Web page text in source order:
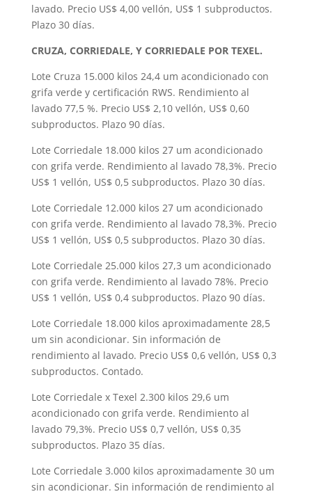
lavado. Precio US$ 4,00 vellón, US$ 1 subproductos.
Plazo 30 días.
CRUZA, CORRIEDALE, Y CORRIEDALE POR TEXEL.
Lote Cruza 15.000 kilos 24,4 um acondicionado con
grifa verde y certificación RWS. Rendimiento al
lavado 77,5 %. Precio US$ 2,10 vellón, US$ 0,60
subproductos. Plazo 90 días.
Lote Corriedale 18.000 kilos 27 um acondicionado
con grifa verde. Rendimiento al lavado 78,3%. Precio
US$ 1 vellón, US$ 0,5 subproductos. Plazo 30 días.
Lote Corriedale 12.000 kilos 27 um acondicionado
con grifa verde. Rendimiento al lavado 78,3%. Precio
US$ 1 vellón, US$ 0,5 subproductos. Plazo 30 días.
Lote Corriedale 25.000 kilos 27,3 um acondicionado
con grifa verde. Rendimiento al lavado 78%. Precio
US$ 1 vellón, US$ 0,4 subproductos. Plazo 90 días.
Lote Corriedale 18.000 kilos aproximadamente 28,5
um sin acondicionar. Sin información de
rendimiento al lavado. Precio US$ 0,6 vellón, US$ 0,3
subproductos. Contado.
Lote Corriedale x Texel 2.300 kilos 29,6 um
acondicionado con grifa verde. Rendimiento al
lavado 79,3%. Precio US$ 0,7 vellón, US$ 0,35
subproductos. Plazo 35 días.
Lote Corriedale 3.000 kilos aproximadamente 30 um
sin acondicionar. Sin información de rendimiento al